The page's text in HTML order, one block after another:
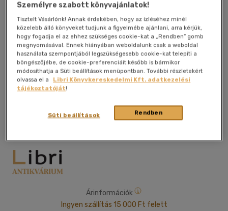
Kívánságlistához adom Megosztom
1976|magyar nyelvű
Árinformációk
Ingyen szállítás 15 000 Ft felett
Személyre szabott könyvajánlatok!
Tisztelt Vásárlónk! Annak érdekében, hogy az ízléséhez minél
közelebb álló könyveket tudjunk a figyelmébe ajánlani, arra kérjük,
hogy fogadja el az ehhez szükséges cookie-kat a „Rendben” gomb
megnyomásával. Ennek hiányában weboldalunk csak a weboldal
használata szempontjából legszükségesebb cookie-kat telepíti a
böngészőjébe, de cookie-preferenciáit később is bármikor
módosíthatja a Süti beállítások menüpontban. További részletekért
olvassa el a
Libri Könyvkereskedelmi Kft. adatkezelési
tájékoztatóját!
Rendben
Süti beállítások